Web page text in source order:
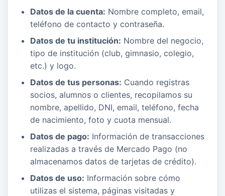
Datos de la cuenta: Nombre completo, email,
teléfono de contacto y contraseña.
Datos de tu institución: Nombre del negocio,
tipo de institución (club, gimnasio, colegio,
etc.) y logo.
Datos de tus personas: Cuando registras
socios, alumnos o clientes, recopilamos su
nombre, apellido, DNI, email, teléfono, fecha
de nacimiento, foto y cuota mensual.
Datos de pago: Información de transacciones
realizadas a través de Mercado Pago (no
almacenamos datos de tarjetas de crédito).
Datos de uso: Información sobre cómo
utilizas el sistema, páginas visitadas y